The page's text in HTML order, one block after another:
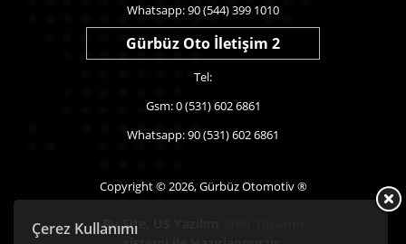
Çerez Kullanımı
Whatsapp: 90 (544) 399 1010
Gürbüz Oto İletişim 2
Tel:
Gsm: 0 (531) 602 6861
Whatsapp: 90 (531) 602 6861
Copyright © 2026, Gürbüz Otomotiv ®
Bu Site,